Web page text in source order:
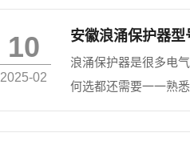
10
2025-02
安徽浪涌保护器
浪涌保护器是很多电
何选都还需要一一熟
影响时,可能会产生巨